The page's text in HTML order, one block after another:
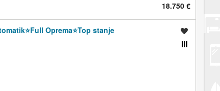
18.750 €
Oprema⭐️Top stanje